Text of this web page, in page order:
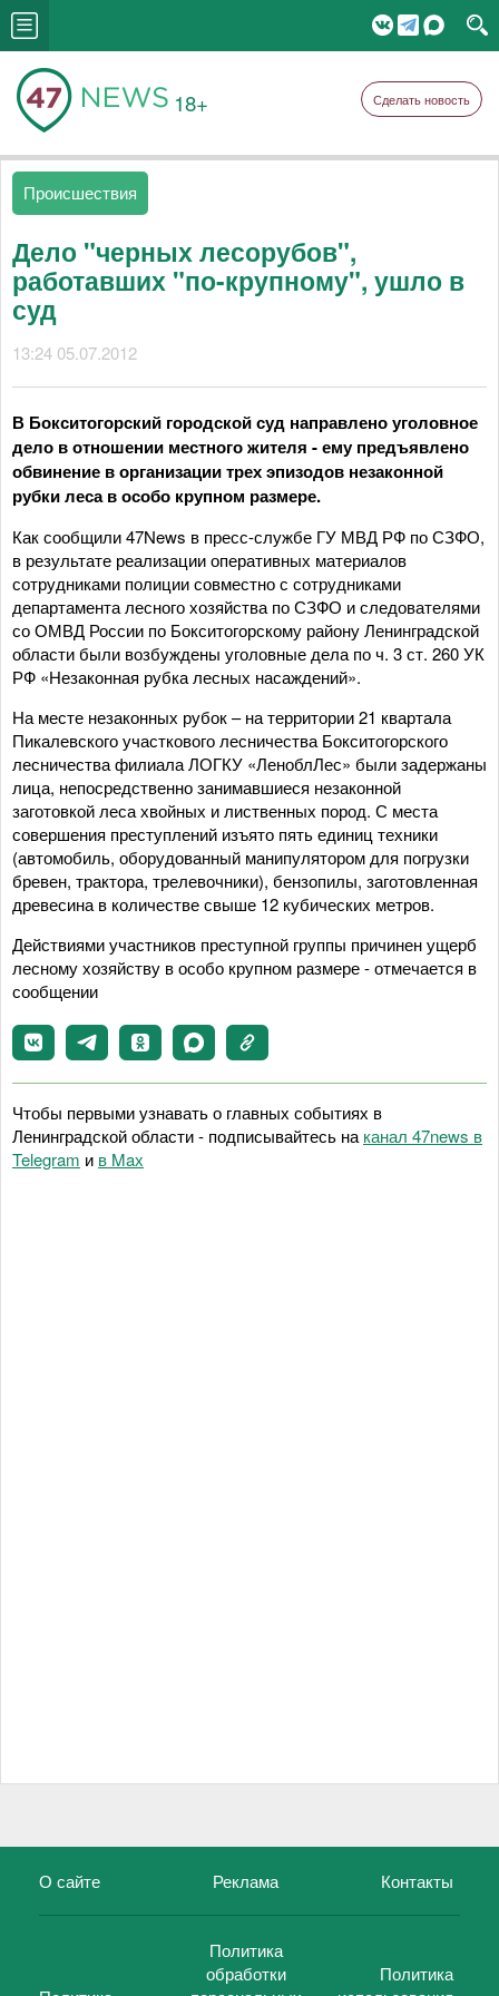
18+ Сделать новость
Происшествия
Дело "черных лесорубов",
работавших "по-крупному", ушло в
суд
13:24 05.07.2012
В Бокситогорский городской суд направлено уголовное
дело в отношении местного жителя - ему предъявлено
обвинение в организации трех эпизодов незаконной
рубки леса в особо крупном размере.
Как сообщили 47News в пресс-службе ГУ МВД РФ по СЗФО,
в результате реализации оперативных материалов
сотрудниками полиции совместно с сотрудниками
департамента лесного хозяйства по СЗФО и следователями
со ОМВД России по Бокситогорскому району Ленинградской
области были возбуждены уголовные дела по ч. 3 ст. 260 УК
РФ «Незаконная рубка лесных насаждений».
На месте незаконных рубок – на территории 21 квартала
Пикалевского участкового лесничества Бокситогорского
лесничества филиала ЛОГКУ «ЛеноблЛес» были задержаны
лица, непосредственно занимавшиеся незаконной
заготовкой леса хвойных и лиственных пород. С места
совершения преступлений изъято пять единиц техники
(автомобиль, оборудованный манипулятором для погрузки
бревен, трактора, трелевочники), бензопилы, заготовленная
древесина в количестве свыше 12 кубических метров.
Действиями участников преступной группы причинен ущерб
лесному хозяйству в особо крупном размере - отмечается в
сообщении
Чтобы первыми узнавать о главных событиях в
Ленинградской области - подписывайтесь на канал 47news в
Telegram и в Maх
О сайте Реклама Контакты
Политика
обработки
Политика